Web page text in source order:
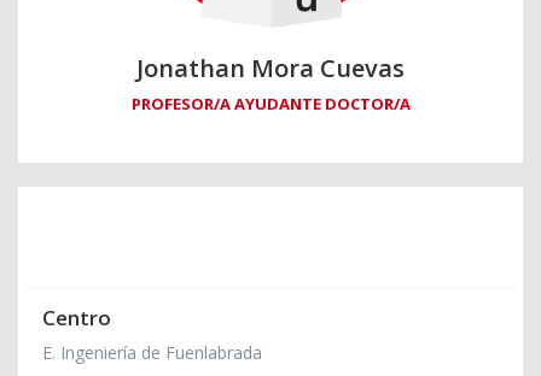
Jonathan Mora Cuevas
PROFESOR/A AYUDANTE DOCTOR/A
Centro
E. Ingeniería de Fuenlabrada